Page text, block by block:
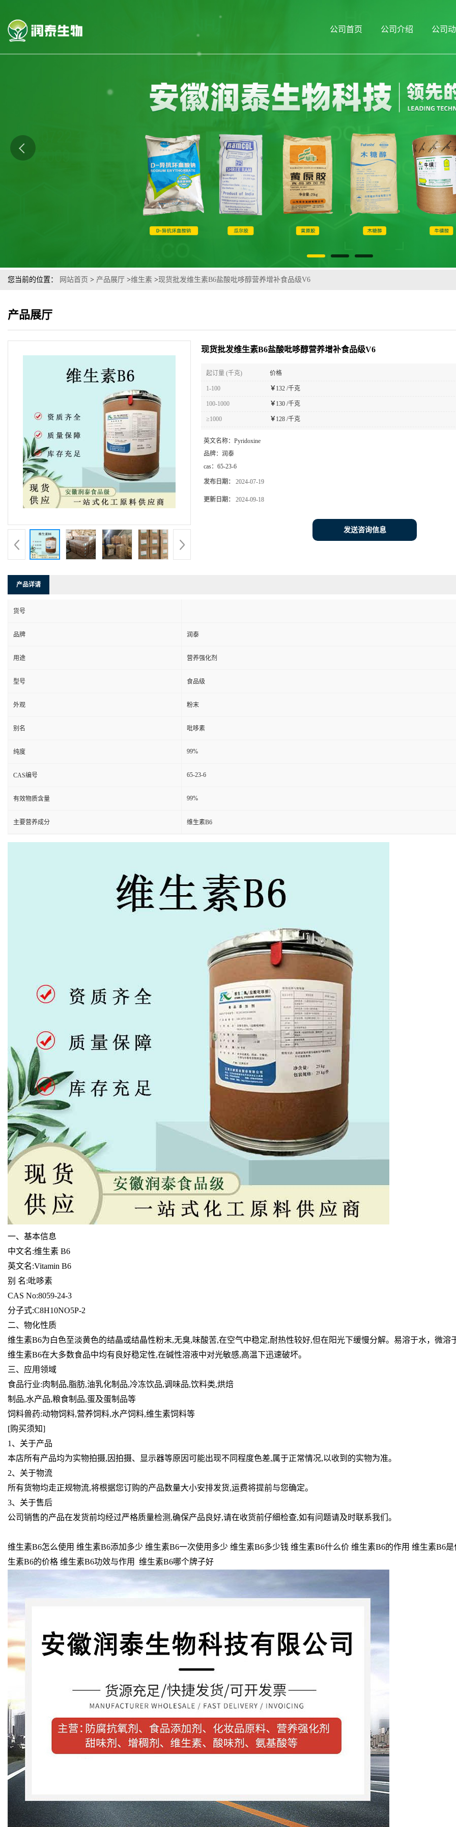
公司首页 公司介绍 公司
您当前的位置： 网站首页 > 产品展厅 >维生素 >现货批发维生素B6盐酸吡哆醇营养增补食品级V6
产品展厅
现货批发维生素B6盐酸吡哆醇营养增补食品级V6
起订量 (千克) 价格
1-100 ￥ 132 /千克
100-1000 ￥ 130 /千克
≥1000 ￥ 128 /千克
英文名称： Pyridoxine
品牌： 润泰
cas： 65-23-6
发布日期： 2024-07-19
更新日期： 2024-09-18
发送咨询信息
产品详请
货号
品牌 润泰
用途 营养强化剂
型号 食品级
外观 粉末
别名 吡哆素
纯度 99%
CAS编号 65-23-6
有效物质含量 99%
主要营养成分 维生素B6
一、基本信息
中文名:维生素 B6
英文名:Vitamin B6
别 名:吡哆素
CAS No:8059-24-3
分子式:C8H10NO5P-2
二、物化性质
维生素B6为白色至淡黄色的结晶或结晶性粉末,无臭,味酸苦,在空气中稳定,耐热性较好,但在阳光下缓慢分解。易溶于水， 微溶
维生素B6在大多数食品中均有良好稳定性,在碱性溶液中对光敏感,高温下迅速破坏。
三、应用领域
食品行业:肉制品,脂肪,油乳化制品,冷冻饮品,调味品,饮料类,烘焙
制品,水产品,粮食制品,蛋及蛋制品等
饲料兽药:动物饲料,营养饲料,水产饲料,维生素饲料等
[购买须知]
1、关于产品
本店所有产品均为实物拍摄,因拍摄、显示器等原因可能出现不同程度色差,属于正常情况,以收到的实物为准。
2、关于物流
所有货物均走正规物流,将根据您订购的产品数量大小安排发货,运费将提前与您确定。
3、关于售后
公司销售的产品在发货前均经过严格质量检测,确保产品良好,请在收货前仔细检查,如有问题请及时联系我们。
维生素B6怎么使用 维生素B6添加多少 维生素B6一次使用多少 维生素B6多少钱 维生素B6什么价 维生素B6的作用 维生素B6
生素B6的价格 维生素B6功效与作用 维生素B6哪个牌子好